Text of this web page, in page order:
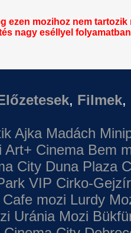
ezen mozihoz nem tartozik
nagy eséllyel
, Filmek,
Ajka Madách
Art+ Cinema Bem
City Duna Plaza
VIP Cirko-Gejzír
Cafe mozi Lurdy
Uránia Mozi